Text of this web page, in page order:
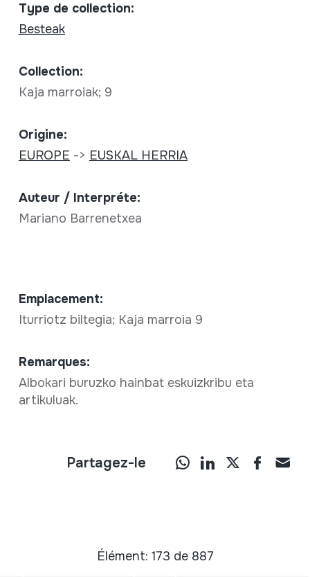
Type de collection:
Besteak
Collection:
Kaja marroiak; 9
Origine:
EUROPE -> EUSKAL HERRIA
Auteur / Interpréte:
Mariano Barrenetxea
Emplacement:
Iturriotz biltegia; Kaja marroia 9
Remarques:
Albokari buruzko hainbat eskuizkribu eta
artikuluak.
Partagez-le
Élément: 173 de 887